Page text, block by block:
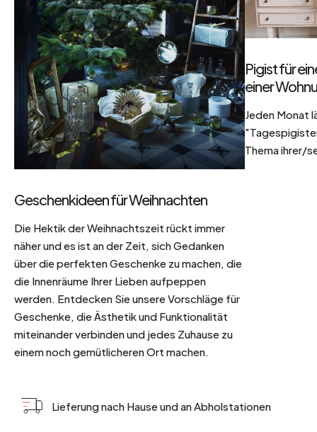
Geschenkideen für Weihnachten
Die Hektik der Weihnachtszeit rückt immer
näher und es ist an der Zeit, sich Gedanken
über die perfekten Geschenke zu machen, die
die Innenräume Ihrer Lieben aufpeppen
werden. Entdecken Sie unsere Vorschläge für
Geschenke, die Ästhetik und Funktionalität
miteinander verbinden und jedes Zuhause zu
einem noch gemütlicheren Ort machen.
Pigist für
einer
Jeden Monat
Thema ihrer/
Lieferung nach Hause und an Abholstationen